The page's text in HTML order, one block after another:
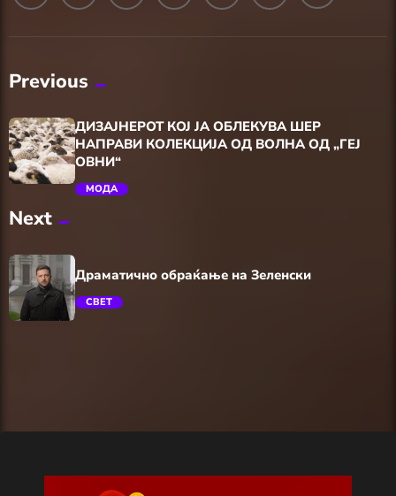
Previous
ДИЗАЈНЕРОТ КОЈ ЈА ОБЛЕКУВА ШЕР
НАПРАВИ КОЛЕКЦИЈА ОД ВОЛНА ОД „ГЕЈ
ОВНИ“
МОДА
Next
Драматично обраќање на Зеленски
СВЕТ